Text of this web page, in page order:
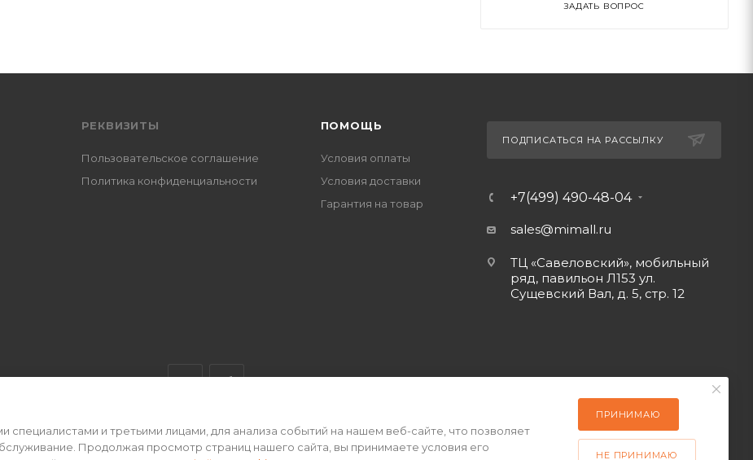
ЗАДАТЬ ВОПРОС
РЕКВИЗИТЫ
Пользовательское соглашение
Политика конфиденциальности
ПОМОЩЬ
Условия оплаты
Условия доставки
Гарантия на товар
ПОДПИСАТЬСЯ НА РАССЫЛКУ
+7(499) 490-48-04
sales@mimall.ru
ТЦ «Савеловский», мобильный
ряд, павильон Л153 ул.
Сущевский Вал, д. 5, стр. 12
офертой • 2026 г.
и третьими лицами, для анализа событий на нашем веб-сайте, что позволяет
Продолжая просмотр страниц нашего сайта, вы принимаете условия его
ПРИНИМАЮ
НЕ ПРИНИМАЮ